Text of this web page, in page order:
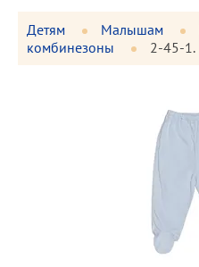
Детям Малышам
комбинезоны
2-45-1.